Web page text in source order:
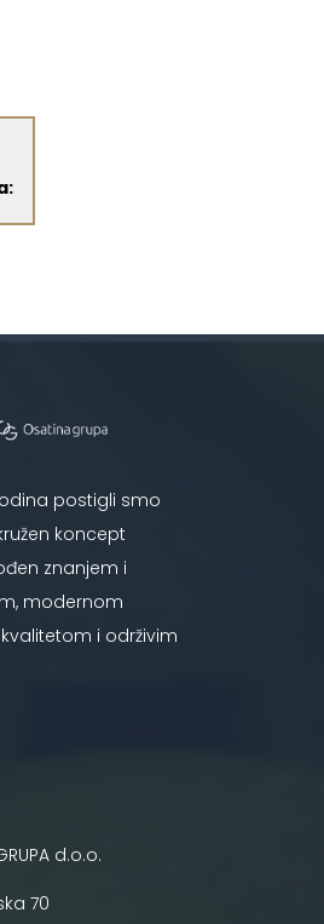
postigli smo
koncept
znanjem i
modernom
i održivim
d.o.o.
70